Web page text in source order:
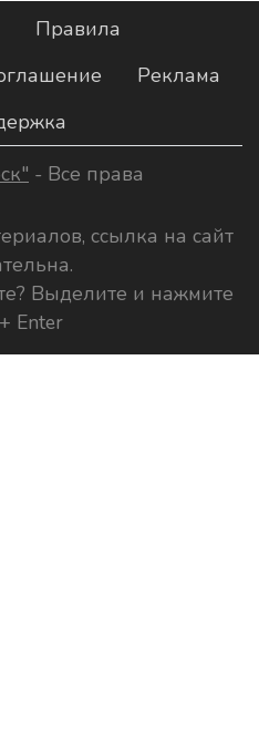
Правила
Реклама
- Все права
ссылка на сайт
Выделите и нажмите
Enter